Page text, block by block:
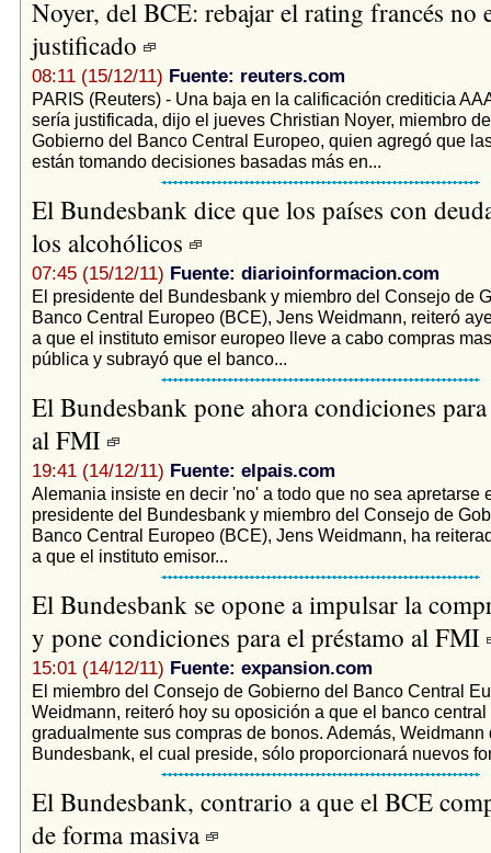
Noyer, del BCE: rebajar el rating francés no
justificado
08:11 (15/12/11) Fuente: reuters.com
PARIS (Reuters) - Una baja en la calificación crediticia
sería justificada, dijo el jueves Christian Noyer, miembro
Gobierno del Banco Central Europeo, quien agregó que
están tomando decisiones basadas más en...
El Bundesbank dice que los países con
los alcohólicos
07:45 (15/12/11) Fuente: diarioinformacion.com
El presidente del Bundesbank y miembro del Consejo de
Banco Central Europeo (BCE), Jens Weidmann, reiteró
a que el instituto emisor europeo lleve a cabo compras
pública y subrayó que el banco...
El Bundesbank pone ahora condiciones
al FMI
19:41 (14/12/11) Fuente: elpais.com
Alemania insiste en decir 'no' a todo que no sea apretarse
presidente del Bundesbank y miembro del Consejo de
Banco Central Europeo (BCE), Jens Weidmann, ha
a que el instituto emisor...
El Bundesbank se opone a impulsar la
y pone condiciones para el préstamo al FMI
15:01 (14/12/11) Fuente: expansion.com
El miembro del Consejo de Gobierno del Banco Central
Weidmann, reiteró hoy su oposición a que el banco central
gradualmente sus compras de bonos. Además, Weidmann
Bundesbank, el cual preside, sólo proporcionará nuevos
El Bundesbank, contrario a que el BCE
de forma masiva